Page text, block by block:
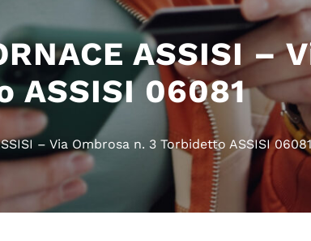
ASSISI –
ASSISI 06081
– Via Ombrosa n. 3 Torbidetto ASSISI 06081